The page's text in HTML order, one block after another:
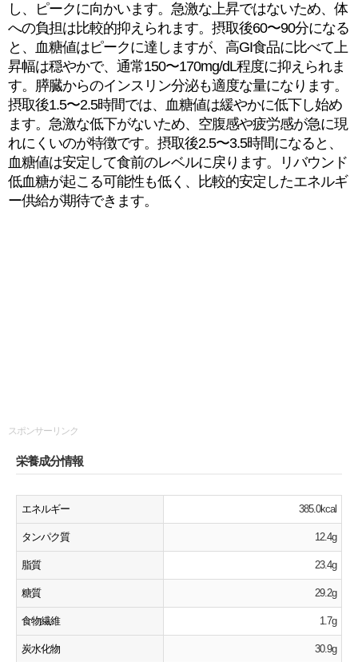
し、ピークに向かいます。急激な上昇ではないため、体
への負担は比較的抑えられます。摂取後60〜90分になる
と、血糖値はピークに達しますが、高GI食品に比べて上
昇幅は穏やかで、通常150〜170mg/dL程度に抑えられま
す。膵臓からのインスリン分泌も適度な量になります。
摂取後1.5〜2.5時間では、血糖値は緩やかに低下し始め
ます。急激な低下がないため、空腹感や疲労感が急に現
れにくいのが特徴です。摂取後2.5〜3.5時間になると、
血糖値は安定して食前のレベルに戻ります。リバウンド
低血糖が起こる可能性も低く、比較的安定したエネルギ
ー供給が期待できます。
スポンサーリンク
栄養成分情報
エネルギー 385.0kcal
タンパク質 12.4g
脂質 23.4g
糖質 29.2g
食物繊維 1.7g
炭水化物 30.9g